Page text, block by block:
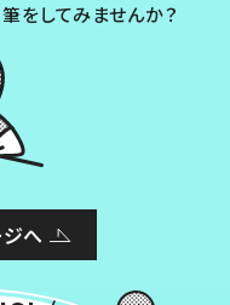
をしてみませんか？
へ